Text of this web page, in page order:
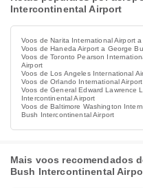
Intercontinental Airport
Voos de Narita International Airport
Voos de Haneda Airport a George
Voos de Toronto Pearson
Airport
Voos de Los Angeles International
Voos de Orlando International
Voos de General Edward Lawrence
Intercontinental Airport
Voos de Baltimore Washington
Bush Intercontinental Airport
Mais voos recomendados
Bush Intercontinental